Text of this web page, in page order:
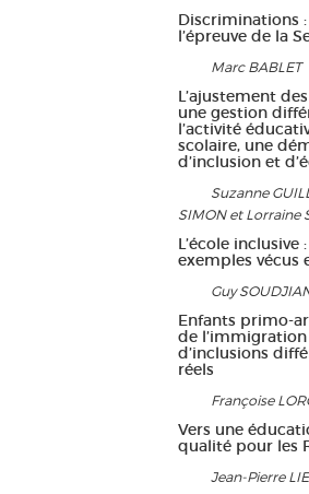
Discriminations
l’épreuve de la
Marc BABLET
L’ajustement
une gestion
l’activité
scolaire, une
d’inclusion et
Suzanne
SIMON et Lorraine
L’école inclusive
exemples vécus
Guy
Enfants primo-
de l’immigration
d’inclusions
réels
Françoise
Vers une
qualité pour les
Jean-Pierre